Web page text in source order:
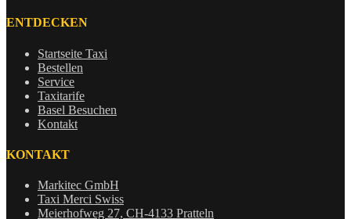
ENTDECKEN
Startseite Taxi
Bestellen
Service
Taxitarife
Basel Besuchen
Kontakt
KONTAKT
Markitec GmbH
Taxi Merci Swiss
Meierhofweg 27, CH-4133 Pratteln